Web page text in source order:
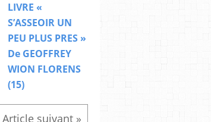
LIVRE «
S’ASSEOIR UN
PEU PLUS PRES »
De GEOFFREY
WION FLORENS
(15)